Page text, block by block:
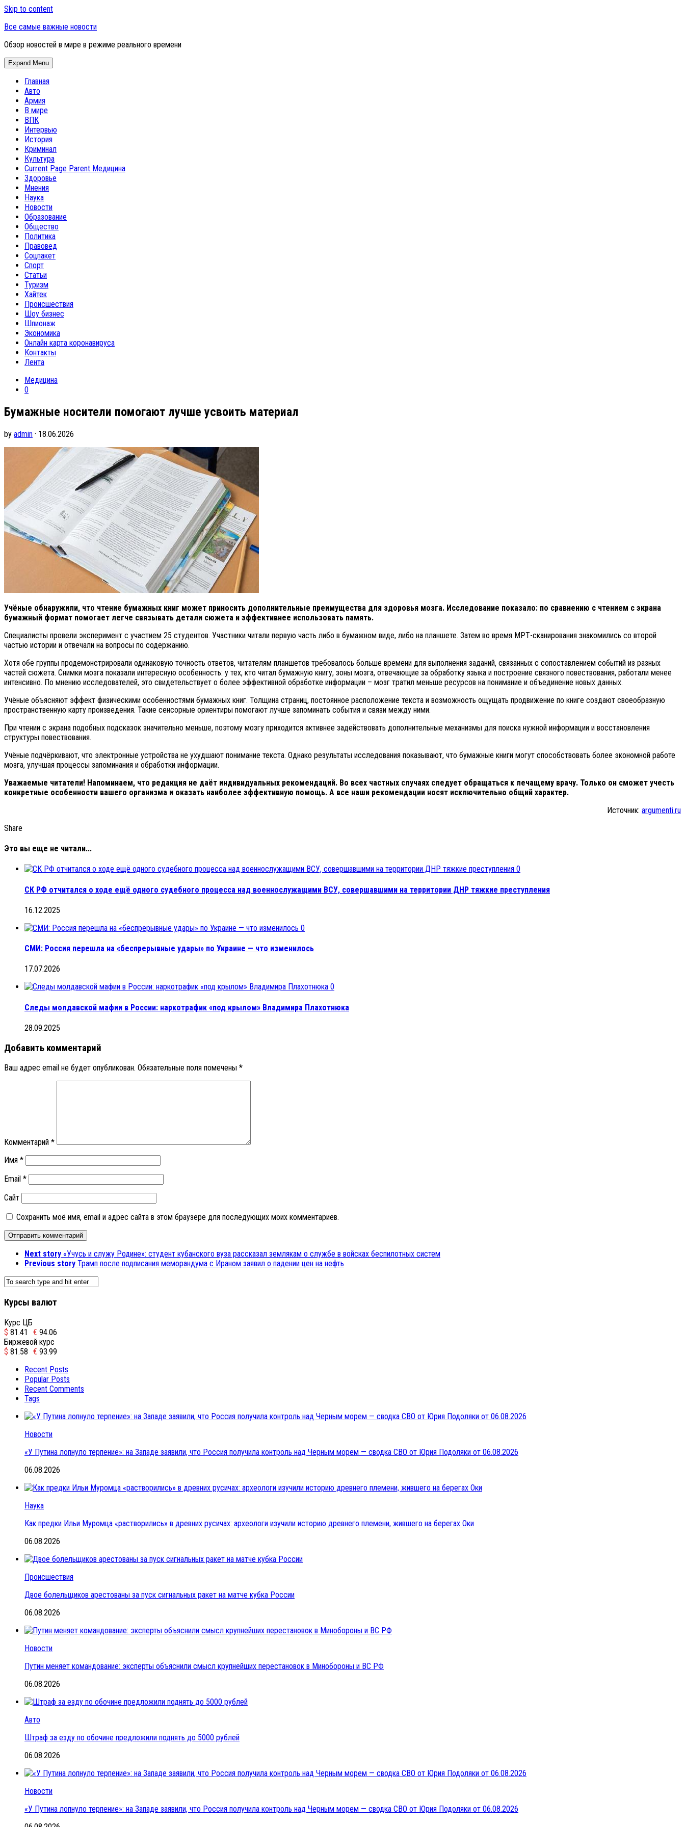
Skip to content
Все самые важные новости
Обзор новостей в мире в режиме реального времени
Expand Menu
Главная
Авто
Армия
В мире
ВПК
Интервью
История
Криминал
Культура
Current Page Parent Медицина
Здоровье
Мнения
Наука
Новости
Образование
Общество
Политика
Правовед
Соцпакет
Спорт
Статьи
Туризм
Хайтек
Происшествия
Шоу бизнес
Шпионаж
Экономика
Онлайн карта коронавируса
Контакты
Лента
Медицина
0
Бумажные носители помогают лучше усвоить материал
by admin · 18.06.2026
Учёные обнаружили, что чтение бумажных книг может приносить дополнительные преимущества для здоровья мозга. Исследование показало: по сравнению с чтением с экрана
бумажный формат помогает легче связывать детали сюжета и эффективнее использовать память.
Специалисты провели эксперимент с участием 25 студентов. Участники читали первую часть либо в бумажном виде, либо на планшете. Затем во время МРТ-сканирования знакомились со второй
частью истории и отвечали на вопросы по содержанию.
Хотя обе группы продемонстрировали одинаковую точность ответов, читателям планшетов требовалось больше времени для выполнения заданий, связанных с сопоставлением событий из разных
частей сюжета. Снимки мозга показали интересную особенность: у тех, кто читал бумажную книгу, зоны мозга, отвечающие за обработку языка и построение связного повествования, работали менее
интенсивно. По мнению исследователей, это свидетельствует о более эффективной обработке информации – мозг тратил меньше ресурсов на понимание и объединение новых данных.
Учёные объясняют эффект физическими особенностями бумажных книг. Толщина страниц, постоянное расположение текста и возможность ощущать продвижение по книге создают своеобразную
пространственную карту произведения. Такие сенсорные ориентиры помогают лучше запоминать события и связи между ними.
При чтении с экрана подобных подсказок значительно меньше, поэтому мозгу приходится активнее задействовать дополнительные механизмы для поиска нужной информации и восстановления
структуры повествования.
Учёные подчёркивают, что электронные устройства не ухудшают понимание текста. Однако результаты исследования показывают, что бумажные книги могут способствовать более экономной работе
мозга, улучшая процессы запоминания и обработки информации.
Уважаемые читатели! Напоминаем, что редакция не даёт индивидуальных рекомендаций. Во всех частных случаях следует обращаться к лечащему врачу. Только он сможет учесть
конкретные особенности вашего организма и оказать наиболее эффективную помощь. А все наши рекомендации носят исключительно общий характер.
Источник: argumenti.ru
Share
Это вы еще не читали...
0
СК РФ отчитался о ходе ещё одного судебного процесса над военнослужащими ВСУ, совершавшими на территории ДНР тяжкие преступления
16.12.2025
0
СМИ: Россия перешла на «беспрерывные удары» по Украине — что изменилось
17.07.2026
0
Следы молдавской мафии в России: наркотрафик «под крылом» Владимира Плахотнюка
28.09.2025
Добавить комментарий
Ваш адрес email не будет опубликован. Обязательные поля помечены *
Комментарий *
Имя *
Email *
Сайт
Сохранить моё имя, email и адрес сайта в этом браузере для последующих моих комментариев.
Next story «Учусь и служу Родине»: студент кубанского вуза рассказал землякам о службе в войсках беспилотных систем
Previous story Трамп после подписания меморандума с Ираном заявил о падении цен на нефть
Курсы валют
Курс ЦБ
$ 81.41 € 94.06
Биржевой курс
$ 81.58 € 93.99
Recent Posts
Popular Posts
Recent Comments
Tags
Новости
«У Путина лопнуло терпение»: на Западе заявили, что Россия получила контроль над Черным морем — сводка СВО от Юрия Подоляки от 06.08.2026
06.08.2026
Наука
Как предки Ильи Муромца «растворились» в древних русичах: археологи изучили историю древнего племени, жившего на берегах Оки
06.08.2026
Происшествия
Двое болельщиков арестованы за пуск сигнальных ракет на матче кубка России
06.08.2026
Новости
Путин меняет командование: эксперты объяснили смысл крупнейших перестановок в Минобороны и ВС РФ
06.08.2026
Авто
Штраф за езду по обочине предложили поднять до 5000 рублей
06.08.2026
Новости
«У Путина лопнуло терпение»: на Западе заявили, что Россия получила контроль над Черным морем — сводка СВО от Юрия Подоляки от 06.08.2026